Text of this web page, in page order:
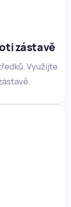
zástavě
Využijte